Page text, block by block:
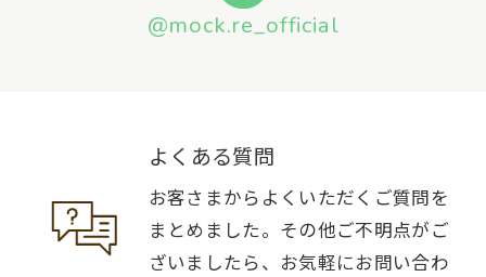
@mock.re_official
よくある質問
お客さまからよくいただくご質問を
まとめました。その他ご不明点がご
ざいましたら、お気軽にお問い合わ